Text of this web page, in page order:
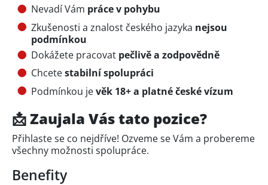
Nevadí Vám práce v pohybu
Zkušenosti a znalost českého jazyka nejsou
podmínkou
Dokážete pracovat pečlivě a zodpovědně
Chcetestabilní spolupráci
Podmínkou jevěk 18+ a platné české vízum
📩 Zaujala Vás tato pozice?
Přihlaste se co nejdříve! Ozveme se Vám a probereme
všechny možnosti spolupráce.
Benefity